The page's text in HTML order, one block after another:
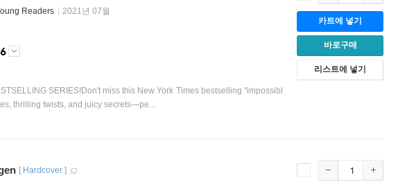
Readers 2021년 07월
SERIES!Don't miss this New York Times bestselling "impossibl
thrilling twists, and juicy secrets―pe...
카트에 넣기
바로구매
리스트에 넣기
[ Hardcover ]